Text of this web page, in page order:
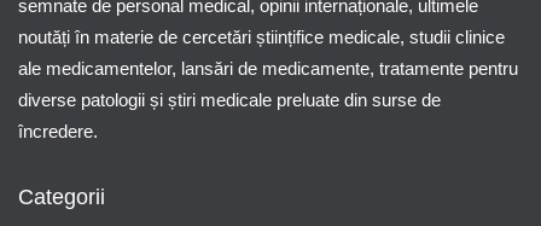
semnate de personal medical, opinii internaționale, ultimele
noutăți în materie de cercetări științifice medicale, studii clinice
ale medicamentelor, lansări de medicamente, tratamente pentru
diverse patologii și știri medicale preluate din surse de
încredere.
Categorii